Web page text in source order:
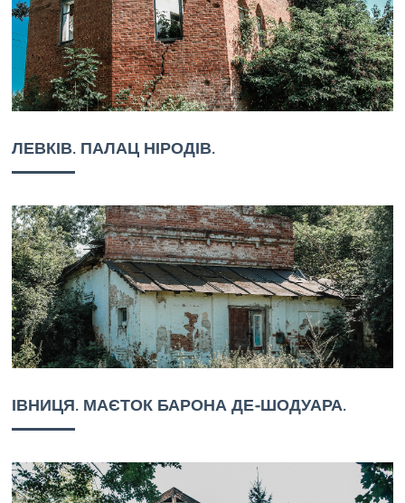
ЛЕВКІВ. ПАЛАЦ НІРОДІВ.
ІВНИЦЯ. МАЄТОК БАРОНА ДЕ-ШОДУАРА.